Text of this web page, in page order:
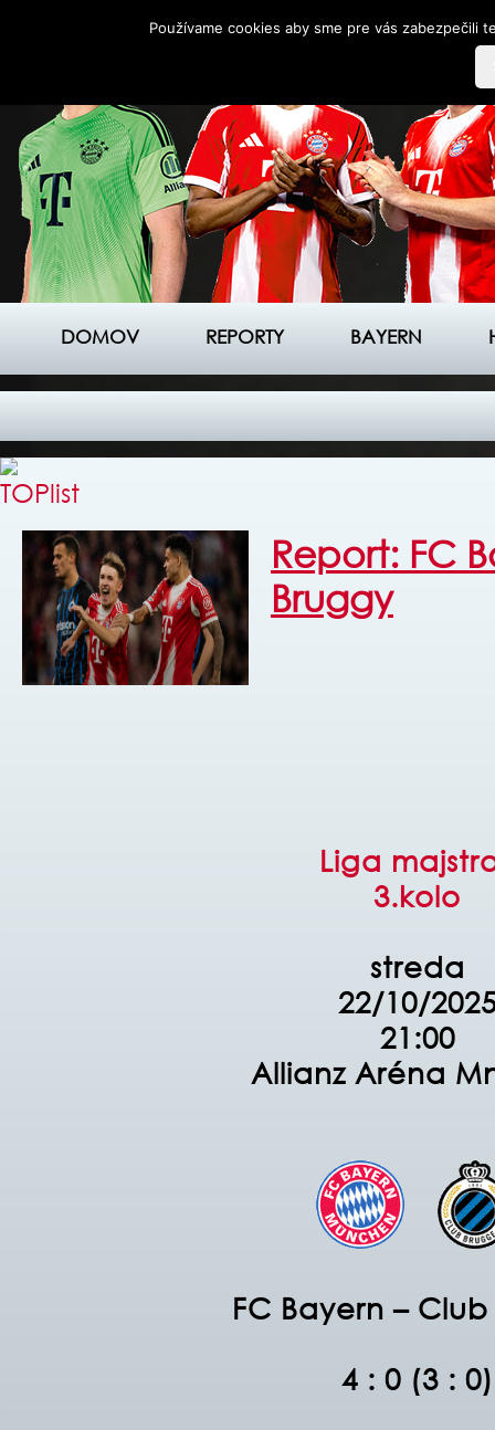
DOMOV REPORTY BAYERN
Report: FC
Bruggy
Liga
3.kolo
streda
22/10/
21:00
Allianz Aréna
FC Bayern –
4 : 0 (3 : 0)
Používame cookies aby sme pre vás zabezpečili